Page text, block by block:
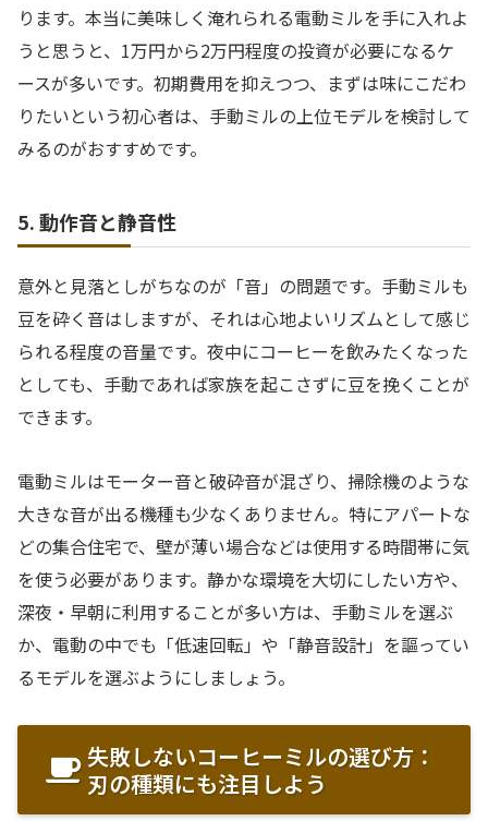
ります。本当に美味しく淹れられる電動ミルを手に入れよ
うと思うと、1万円から2万円程度の投資が必要になるケ
ースが多いです。初期費用を抑えつつ、まずは味にこだわ
りたいという初心者は、手動ミルの上位モデルを検討して
みるのがおすすめです。
5. 動作音と静音性
意外と見落としがちなのが「音」の問題です。手動ミルも
豆を砕く音はしますが、それは心地よいリズムとして感じ
られる程度の音量です。夜中にコーヒーを飲みたくなった
としても、手動であれば家族を起こさずに豆を挽くことが
できます。
電動ミルはモーター音と破砕音が混ざり、掃除機のような
大きな音が出る機種も少なくありません。特にアパートな
どの集合住宅で、壁が薄い場合などは使用する時間帯に気
を使う必要があります。静かな環境を大切にしたい方や、
深夜・早朝に利用することが多い方は、手動ミルを選ぶ
か、電動の中でも「低速回転」や「静音設計」を謳ってい
るモデルを選ぶようにしましょう。
失敗しないコーヒーミルの選び方：
刃の種類にも注目しよう